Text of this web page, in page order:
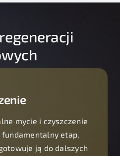
mycie i czyszczenie
fundamentalny etap,
ją do dalszych